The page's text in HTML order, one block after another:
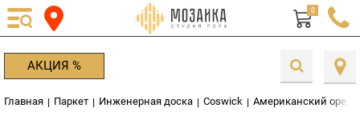
0
АКЦИЯ %
Главная | Паркет | Инженерная доска | Coswick | Американский орех